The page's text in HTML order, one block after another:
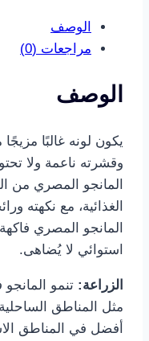
الوصف
مراجعات (0)
الوصف
يكون لونه غالبًا
وقشرته ناعمة ولا
المانجو المصري من
الغذائية، مع نكهته
المانجو المصري
استوائي لا يُضاهى.
الزراعة: تنمو
مثل المناطق
أفضل في المناطق